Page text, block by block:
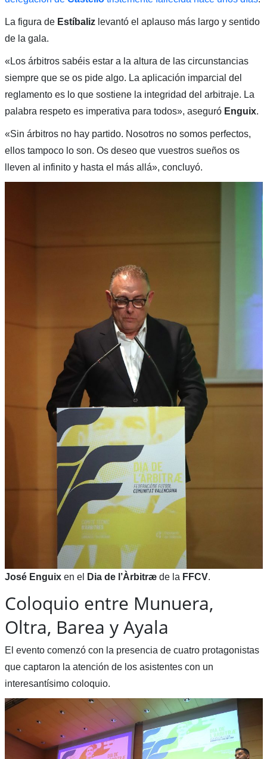
La figura de Estíbalizlevantó el aplauso más largo y sentido
de la gala.
«Los árbitros sabéis estar a la altura de las circunstancias
siempre que se os pide algo. La aplicación imparcial del
reglamento es lo que sostiene la integridad del arbitraje. La
palabra respeto es imperativa para todos», aseguró Enguix.
«Sin árbitros no hay partido. Nosotros no somos perfectos,
ellos tampoco lo son. Os deseo que vuestros sueños os
lleven al infinito y hasta el más allá», concluyó.
José Enguixen el Dia de l’Àrbitræde la FFCV.
Coloquio entre Munuera,
Oltra, Barea y Ayala
El evento comenzó con la presencia de cuatro protagonistas
que captaron la atención de los asistentes con un
interesantísimo coloquio.